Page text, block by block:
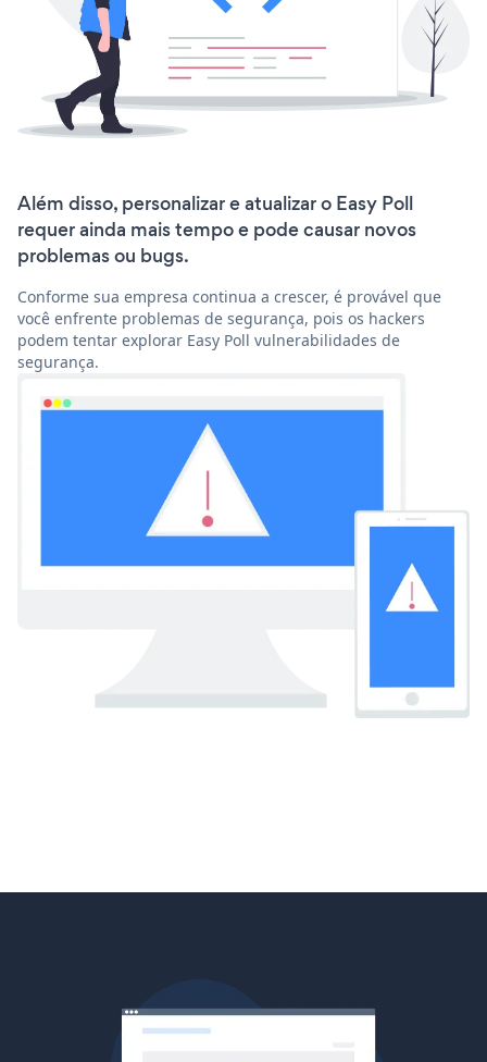
Além disso, personalizar e atualizar o Easy Poll
requer ainda mais tempo e pode causar novos
problemas ou bugs.
Conforme sua empresa continua a crescer, é provável que
você enfrente problemas de segurança, pois os hackers
podem tentar explorar Easy Poll vulnerabilidades de
segurança.